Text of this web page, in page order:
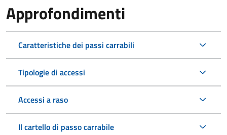
Approfondimenti
Caratteristiche dei passi carrabili
Tipologie di accessi
Accessi a raso
Il cartello di passo carrabile